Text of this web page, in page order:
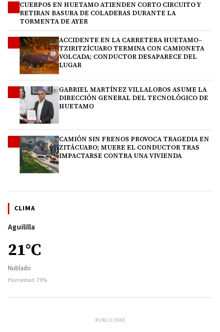
CUERPOS EN HUETAMO ATIENDEN CORTO CIRCUITO Y
RETIRAN BASURA DE COLADERAS DURANTE LA
TORMENTA DE AYER
ACCIDENTE EN LA CARRETERA HUETAMO–
TZIRITZÍCUARO TERMINA CON CAMIONETA
VOLCADA; CONDUCTOR DESAPARECE DEL
LUGAR
GABRIEL MARTÍNEZ VILLALOBOS ASUME LA
DIRECCIÓN GENERAL DEL TECNOLÓGICO DE
HUETAMO
CAMIÓN SIN FRENOS PROVOCA TRAGEDIA EN
ZITÁCUARO; MUERE EL CONDUCTOR TRAS
IMPACTARSE CONTRA UNA VIVIENDA
CLIMA
Aguililla
21°C
Nublado
Humedad: 79%
PUBLICIDAD